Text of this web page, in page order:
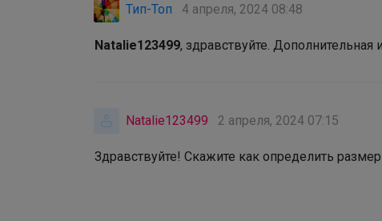
Тип-Топ 4 апреля, 2024 08:48
Natalie123499, здравствуйте. Дополнительная
Natalie123499 2 апреля, 2024 07:15
Здравствуйте! Скажите как определить